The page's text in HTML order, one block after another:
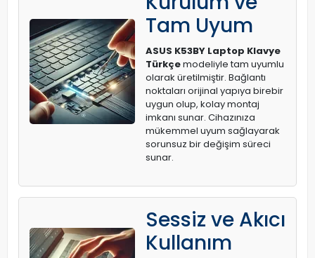
Tam Uyum
ASUS K53BY Laptop Klavye
Türkçemodeliyle tam uyumlu
olarak üretilmiştir. Bağlantı
noktaları orijinal yapıya birebir
uygun olup, kolay montaj
imkanı sunar. Cihazınıza
mükemmel uyum sağlayarak
sorunsuz bir değişim süreci
sunar.
Sessiz ve Akıcı
Kullanım